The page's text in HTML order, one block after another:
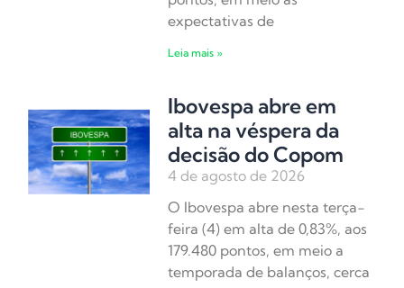
expectativas de
Leia mais »
Ibovespa abre em
alta na véspera da
decisão do Copom
4 de agosto de 2026
O Ibovespa abre nesta terça-
feira (4) em alta de 0,83%, aos
179.480 pontos, em meio a
temporada de balanços, cerca